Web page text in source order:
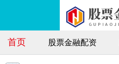
首页 股票金融配资